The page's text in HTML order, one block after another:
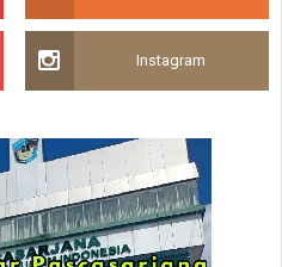
Instagram